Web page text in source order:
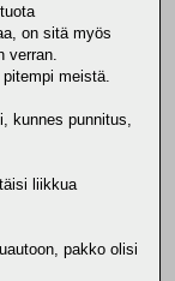
on sitä myös
verran.
meistä.
kunnes punnitus,
liikkua
pakko olisi